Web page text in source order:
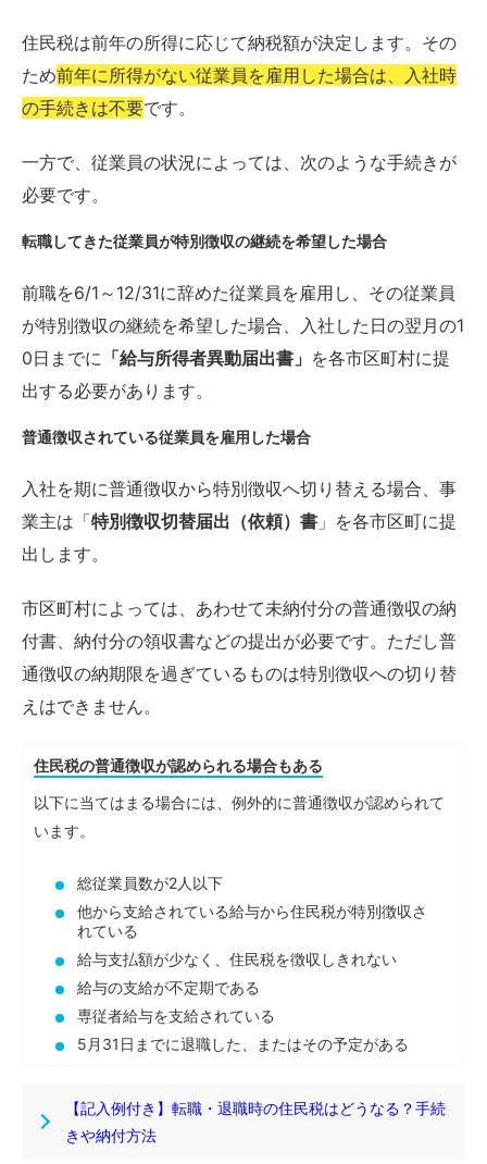
住民税は前年の所得に応じて納税額が決定します。その
ため前年に所得がない従業員を雇用した場合は、入社時
の手続きは不要です。
一方で、従業員の状況によっては、次のような手続きが
必要です。
転職してきた従業員が特別徴収の継続を希望した場合
前職を6/1～12/31に辞めた従業員を雇用し、その従業員
が特別徴収の継続を希望した場合、入社した日の翌月の1
0日までに 「給与所得者異動届出書」 を各市区町村に提
出する必要があります。
普通徴収されている従業員を雇用した場合
入社を期に普通徴収から特別徴収へ切り替える場合、事
業主は「特別徴収切替届出（依頼）書 」を各市区町に提
出します。
市区町村によっては、あわせて未納付分の普通徴収の納
付書、納付分の領収書などの提出が必要です。ただし普
通徴収の納期限を過ぎているものは特別徴収への切り替
えはできません。
住民税の普通徴収が認められる場合もある
以下に当てはまる場合には、例外的に普通徴収が認められて
います。
総従業員数が2人以下
他から支給されている給与から住民税が特別徴収さ
れている
給与支払額が少なく、住民税を徴収しきれない
給与の支給が不定期である
専従者給与を支給されている
5月31日までに退職した、またはその予定がある
【記入例付き】転職・退職時の住民税はどうなる？手続
きや納付方法